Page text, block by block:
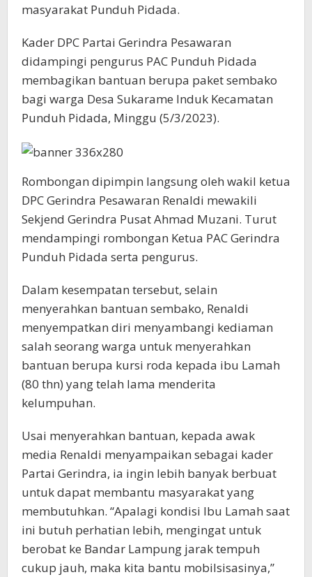
masyarakat Punduh Pidada.
Kader DPC Partai Gerindra Pesawaran
didampingi pengurus PAC Punduh Pidada
membagikan bantuan berupa paket sembako
bagi warga Desa Sukarame Induk Kecamatan
Punduh Pidada, Minggu (5/3/2023).
Rombongan dipimpin langsung oleh wakil ketua
DPC Gerindra Pesawaran Renaldi mewakili
Sekjend Gerindra Pusat Ahmad Muzani. Turut
mendampingi rombongan Ketua PAC Gerindra
Punduh Pidada serta pengurus.
Dalam kesempatan tersebut, selain
menyerahkan bantuan sembako, Renaldi
menyempatkan diri menyambangi kediaman
salah seorang warga untuk menyerahkan
bantuan berupa kursi roda kepada ibu Lamah
(80 thn) yang telah lama menderita
kelumpuhan.
Usai menyerahkan bantuan, kepada awak
media Renaldi menyampaikan sebagai kader
Partai Gerindra, ia ingin lebih banyak berbuat
untuk dapat membantu masyarakat yang
membutuhkan. “Apalagi kondisi Ibu Lamah saat
ini butuh perhatian lebih, mengingat untuk
berobat ke Bandar Lampung jarak tempuh
cukup jauh, maka kita bantu mobilsisasinya,”